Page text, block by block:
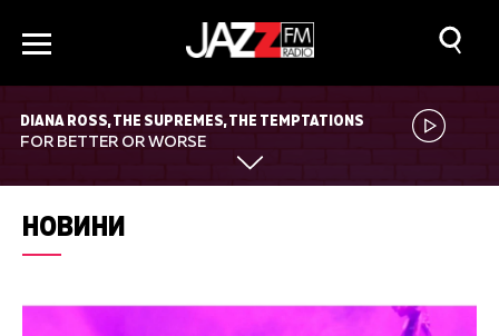
DIANA ROSS, THE SUPREMES, THE TEMPTATIONS
FOR BETTER OR WORSE
НОВИНИ